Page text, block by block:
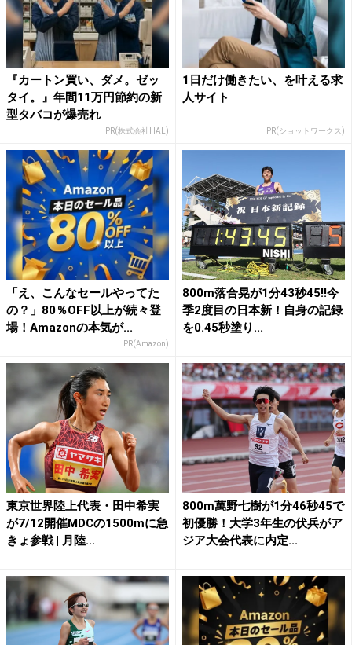
『カートン買い、ダメ。ゼッ
タイ。』年間11万円節約の新
型タバコが爆売れ
PR(株式会社HAL)
1日だけ働きたい、を叶える求
人サイト
PR(ショットワークス)
「え、こんなセールやってた
の？」80％OFF以上が続々登
場！Amazonの本気が...
PR(Amazon)
800m落合晃が1分43秒45!!今
季2度目の日本新！自身の記録
を0.45秒塗り...
東京世界陸上代表・田中希実
が7/12開催MDCの1500mに急
きょ参戦 | 月陸...
800m萬野七樹が1分46秒45で
初優勝！大学3年生の伏兵がア
ジア大会代表に内定...